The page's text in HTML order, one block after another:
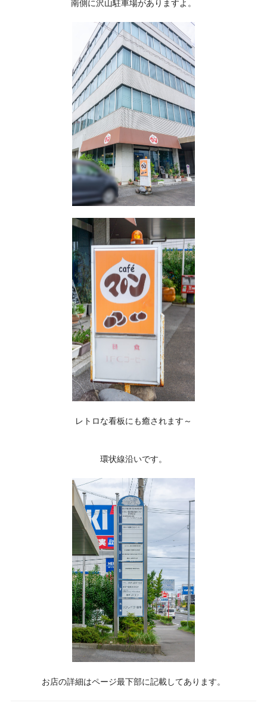
南側に沢山駐車場がありますよ。
レトロな看板にも癒されます～
環状線沿いです。
お店の詳細はページ最下部に記載してあります。